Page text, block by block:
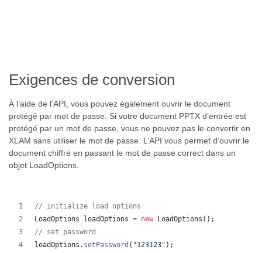
Exigences de conversion
À l’aide de l’API, vous pouvez également ouvrir le document
protégé par mot de passe. Si votre document PPTX d’entrée est
protégé par un mot de passe, vous ne pouvez pas le convertir en
XLAM sans utiliser le mot de passe. L’API vous permet d’ouvrir le
document chiffré en passant le mot de passe correct dans un
objet LoadOptions.
// initialize load options
LoadOptions
loadOptions = new LoadOptions ();
// set password
loadOptions . setPassword ( "123123" );